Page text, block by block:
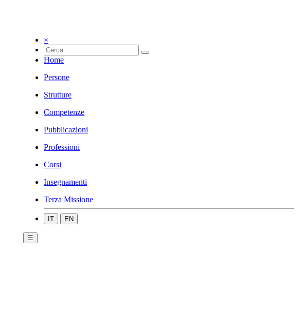
×
Home
Persone
Strutture
Competenze
Pubblicazioni
Professioni
Corsi
Insegnamenti
Terza Missione
IT EN
☰